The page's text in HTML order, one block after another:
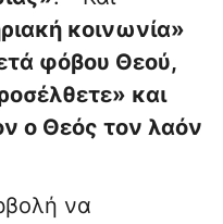
κοινωνία»
φόβου Θεού,
και
ο Θεός τον λαόν
να